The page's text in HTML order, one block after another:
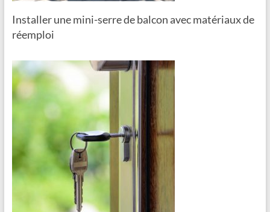
Installer une mini-serre de balcon avec matériaux de
réemploi